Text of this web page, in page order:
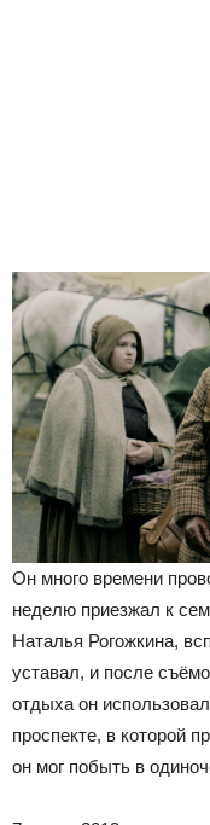
Он много времени
неделю приезжал к
Наталья Рогожкина,
уставал, и после
отдыха он
проспекте, в которой
он мог побыть в